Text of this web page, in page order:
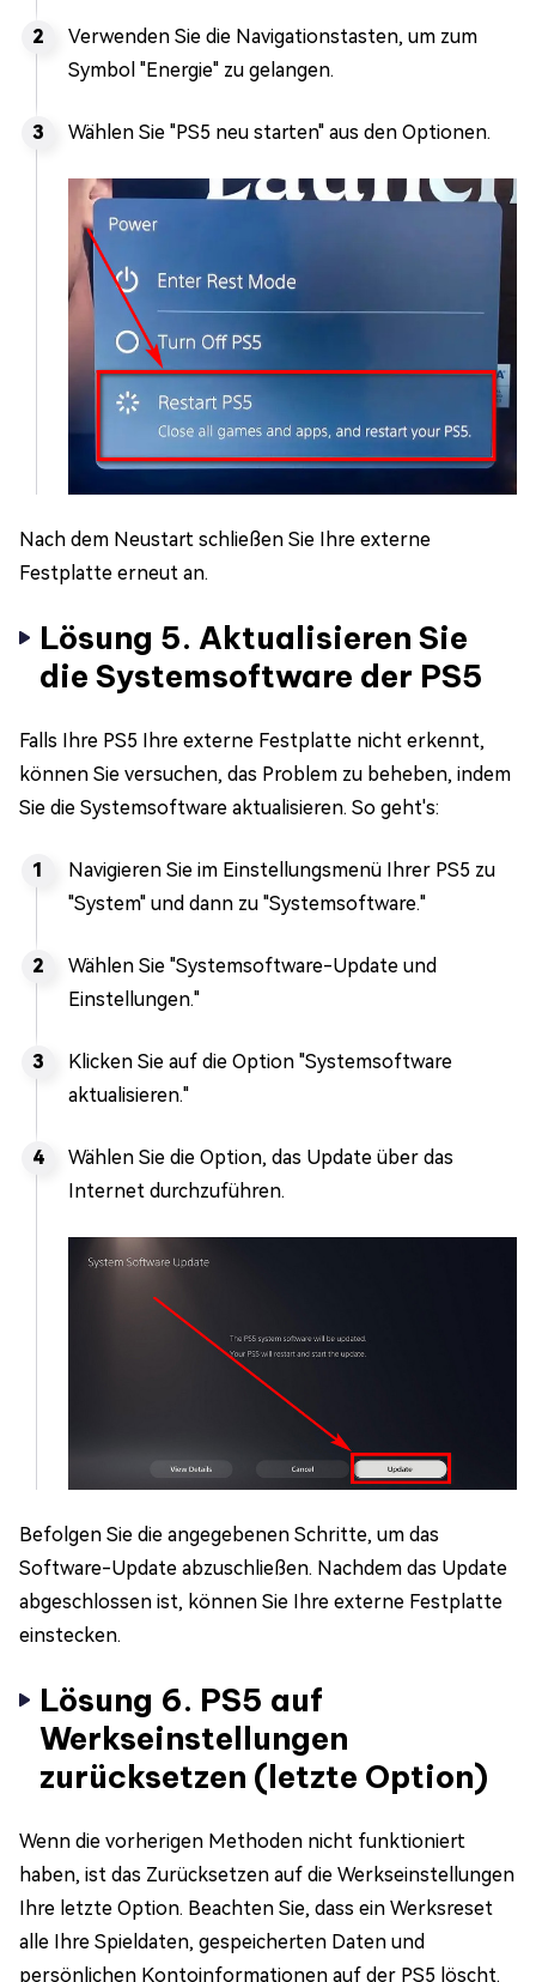
Verwenden Sie die Navigationstasten, um zum
Symbol "Energie" zu gelangen.
Wählen Sie "PS5 neu starten" aus den Optionen.
Nach dem Neustart schließen Sie Ihre externe
Festplatte erneut an.
Lösung 5. Aktualisieren Sie
die Systemsoftware der PS5
Falls Ihre PS5 Ihre externe Festplatte nicht erkennt,
können Sie versuchen, das Problem zu beheben, indem
Sie die Systemsoftware aktualisieren. So geht's:
Navigieren Sie im Einstellungsmenü Ihrer PS5 zu
"System" und dann zu "Systemsoftware."
Wählen Sie "Systemsoftware-Update und
Einstellungen."
Klicken Sie auf die Option "Systemsoftware
aktualisieren."
Wählen Sie die Option, das Update über das
Internet durchzuführen.
Befolgen Sie die angegebenen Schritte, um das
Software-Update abzuschließen. Nachdem das Update
abgeschlossen ist, können Sie Ihre externe Festplatte
einstecken.
Lösung 6. PS5 auf
Werkseinstellungen
zurücksetzen (letzte Option)
Wenn die vorherigen Methoden nicht funktioniert
haben, ist das Zurücksetzen auf die Werkseinstellungen
Ihre letzte Option. Beachten Sie, dass ein Werksreset
alle Ihre Spieldaten, gespeicherten Daten und
persönlichen Kontoinformationen auf der PS5 löscht.